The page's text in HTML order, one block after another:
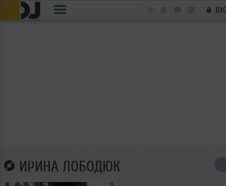
ИРИНА ЛОБОДЮК